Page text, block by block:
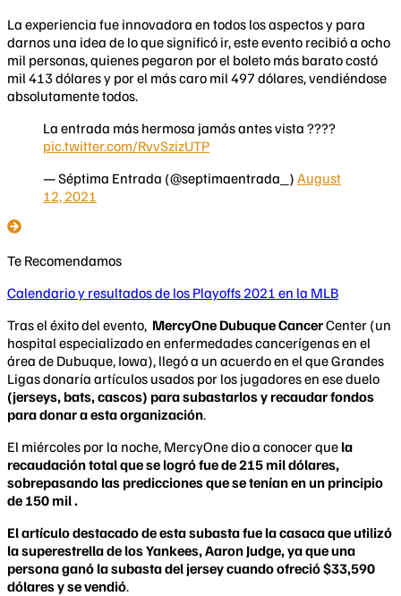
La experiencia fue innovadora en todos los aspectos y para
darnos una idea de lo que significó ir, este evento recibió a ocho
mil personas, quienes pegaron por el boleto más barato costó
mil 413 dólares y por el más caro mil 497 dólares, vendiéndose
absolutamente todos.
La entrada más hermosa jamás antes vista ????
pic.twitter.com/RvvSzizUTP
— Séptima Entrada (@septimaentrada_) August
12, 2021
Te Recomendamos
Calendario y resultados de los Playoffs 2021 en la MLB
Tras el éxito del evento, MercyOne Dubuque CancerCenter (un
hospital especializado en enfermedades cancerígenas en el
área de Dubuque, Iowa), llegó a un acuerdo en el que Grandes
Ligas donaría artículos usados por los jugadores en ese duelo
(jerseys, bats, cascos) para subastarlos y recaudar fondos
para donar a esta organización.
El miércoles por la noche, MercyOne dio a conocer que la
recaudación total que se logró fue de 215 mil dólares,
sobrepasando las predicciones que se tenían en un principio
de 150 mil .
El artículo destacado de esta subasta fue la casaca que utilizó
la superestrella de los Yankees, Aaron Judge, ya que una
persona ganó la subasta del jersey cuando ofreció $33,590
dólares y se vendió.